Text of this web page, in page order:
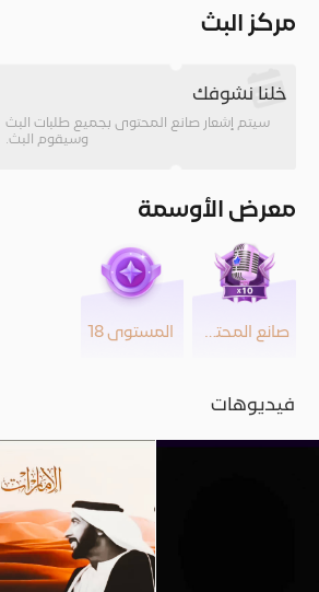
مركز البث
خلنا نشوفك
سيتم إشعار صانع المحتوى بجميع طلبات البث
وسيقوم البث.
معرض الأوسمة
صانع المحتوى المستوى 18
فيديوهات